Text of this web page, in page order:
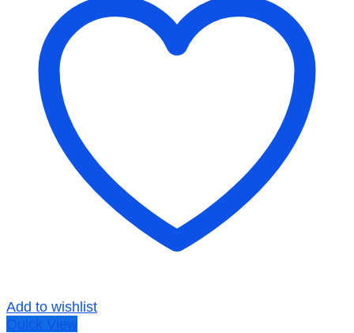
Add to wishlist
Quick View